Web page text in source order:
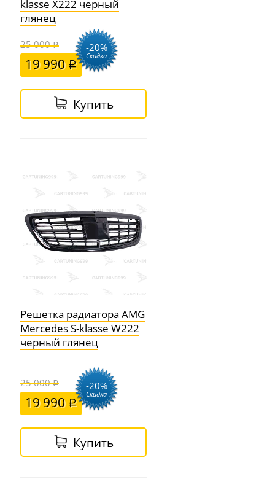
klasse X222 черный
глянец
25 000
19 990
-20%
Скидка
Купить
Решетка радиатора AMG
Mercedes S-klasse W222
черный глянец
25 000
19 990
-20%
Скидка
Купить